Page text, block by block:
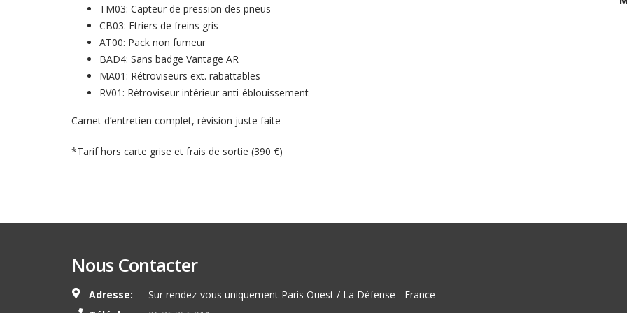
TM03: Capteur de pression des pneus
CB03: Etriers de freins gris
AT00: Pack non fumeur
BAD4: Sans badge Vantage AR
MA01: Rétroviseurs ext. rabattables
RV01: Rétroviseur intérieur anti-éblouissement
Carnet d’entretien complet, révision juste faite
*Tarif hors carte grise et frais de sortie (390 €)
Nous Contacter
Adresse:
Sur rendez-vous uniquement Paris Ouest / La Défense - France